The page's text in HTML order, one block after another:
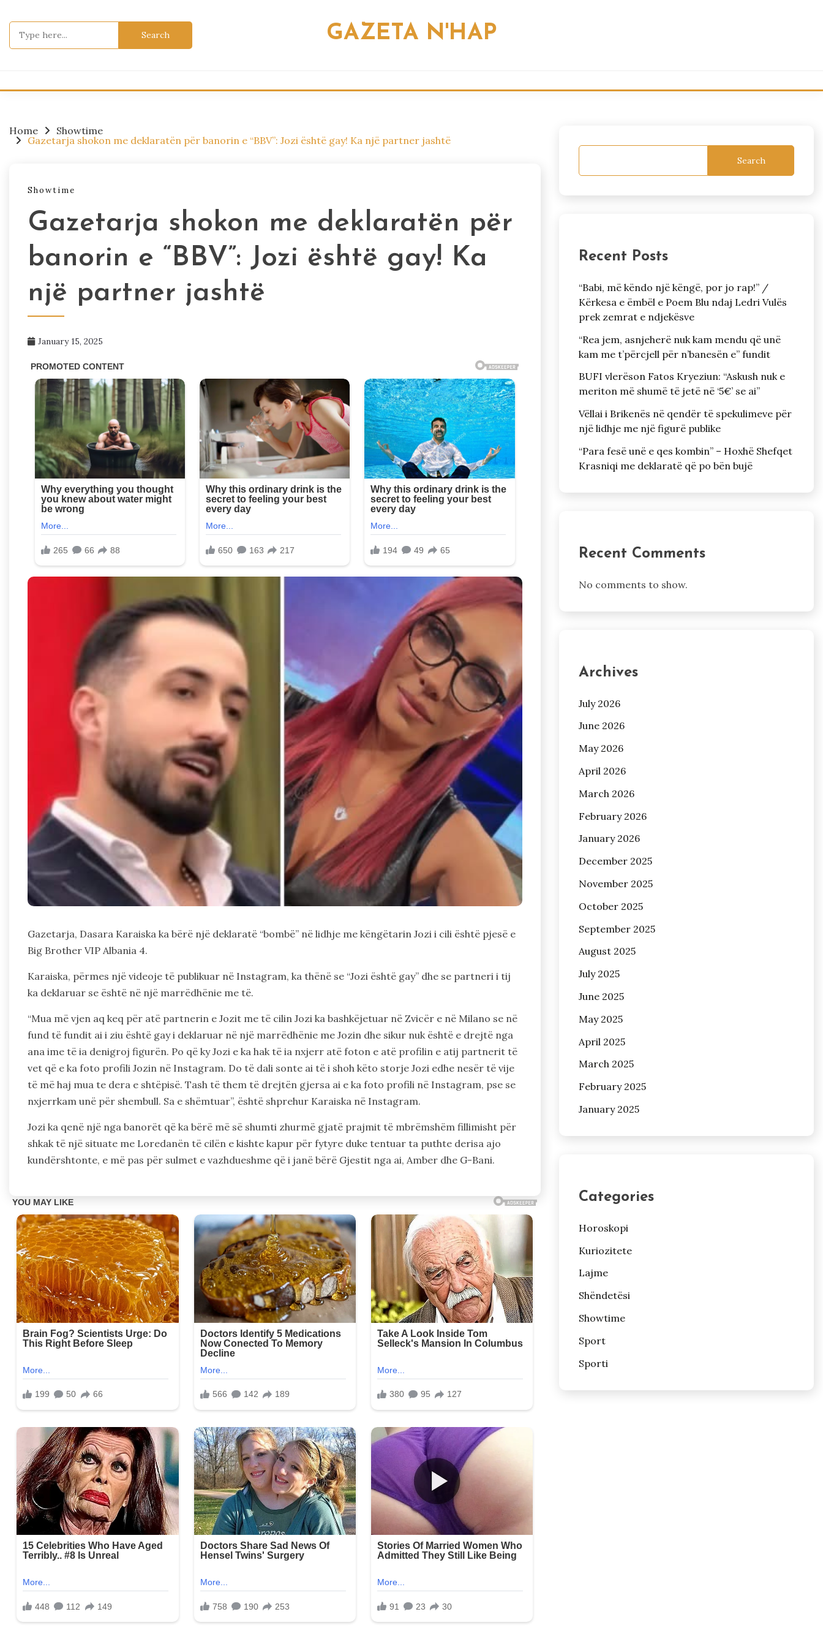
to
content
GAZETA N'HAP
Home
Showtime
Gazetarja shokon me deklaratën për banorin e “BBV”: Jozi është gay! Ka një partner jashtë
Showtime
Gazetarja shokon me deklaratën për
banorin e “BBV”: Jozi është gay! Ka
një partner jashtë
January 15, 2025
Gazetarja, Dasara Karaiska ka bërë një deklaratë “bombë” në lidhje me këngëtarin Jozi i cili është pjesë e
Big Brother VIP Albania 4.
Karaiska, përmes një videoje të publikuar në Instagram, ka thënë se “Jozi është gay” dhe se partneri i tij
ka deklaruar se është në një marrëdhënie me të.
“Mua më vjen aq keq për atë partnerin e Jozit me të cilin Jozi ka bashkëjetuar në Zvicër e në Milano se në
fund të fundit ai i ziu është gay i deklaruar në një marrëdhënie me Jozin dhe sikur nuk është e drejtë nga
ana ime të ia denigroj figurën. Po që ky Jozi e ka hak të ia nxjerr atë foton e atë profilin e atij partnerit të
vet që e ka foto profili Jozin në Instagram. Do të dali sonte ai të i shoh këto storje Jozi edhe nesër të vije
të më haj mua te dera e shtëpisë. Tash të them të drejtën gjersa ai e ka foto profili në Instagram, pse se
nxjerrkam unë për shembull. Sa e shëmtuar”, është shprehur Karaiska në Instagram.
Jozi ka qenë një nga banorët që ka bërë më së shumti zhurmë gjatë prajmit të mbrëmshëm fillimisht për
shkak të një situate me Loredanën të cilën e kishte kapur për fytyre duke tentuar ta puthte derisa ajo
kundërshtonte, e më pas për sulmet e vazhdueshme që i janë bërë Gjestit nga ai, Amber dhe G-Bani.
Search
Recent Posts
“Babi, më këndo një këngë, por jo rap!” /
Kërkesa e ëmbël e Poem Blu ndaj Ledri Vulës
prek zemrat e ndjekësve
“Rea jem, asnjeherë nuk kam mendu që unë
kam me t’përcjell për n’banesën e” fundit
BUFI vlerëson Fatos Kryeziun: “Askush nuk e
meriton më shumë të jetë në ‘5€’ se ai”
Vëllai i Brikenës në qendër të spekulimeve për
një lidhje me një figurë publike
“Para fesë unë e qes kombin” – Hoxhë Shefqet
Krasniqi me deklaratë që po bën bujë
Recent Comments
No comments to show.
Archives
July 2026
June 2026
May 2026
April 2026
March 2026
February 2026
January 2026
December 2025
November 2025
October 2025
September 2025
August 2025
July 2025
June 2025
May 2025
April 2025
March 2025
February 2025
January 2025
Categories
Horoskopi
Kuriozitete
Lajme
Shëndetësi
Showtime
Sport
Sporti